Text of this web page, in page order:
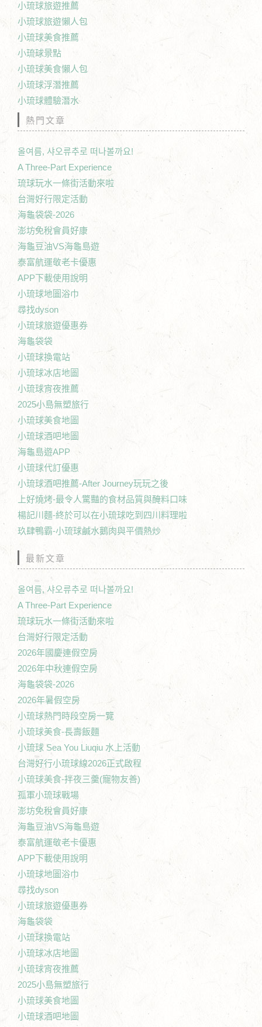
小琉球旅遊推薦
小琉球旅遊懶人包
小琉球美食推薦
小琉球景點
小琉球美食懶人包
小琉球浮潛推薦
小琉球體驗潛水
熱門文章
올여름, 샤오류추로 떠나볼까요!
A Three-Part Experience
琉球玩水一條街活動來啦
台灣好行限定活動
海龜袋袋-2026
澎坊免稅會員好康
海龜豆油VS海龜島遊
泰富航運敬老卡優惠
APP下載使用說明
小琉球地圖浴巾
尋找dyson
小琉球旅遊優惠券
海龜袋袋
小琉球換電站
小琉球冰店地圖
小琉球宵夜推薦
2025小島無塑旅行
小琉球美食地圖
小琉球酒吧地圖
海龜島遊APP
小琉球代訂優惠
小琉球酒吧推薦-After Journey玩玩之後
上好燒烤-最令人驚豔的食材品質與醃料口味
楊記川麵-終於可以在小琉球吃到四川料理啦
玖肆鴨霸-小琉球鹹水鵝肉與平價熱炒
最新文章
올여름, 샤오류추로 떠나볼까요!
A Three-Part Experience
琉球玩水一條街活動來啦
台灣好行限定活動
2026年國慶連假空房
2026年中秋連假空房
海龜袋袋-2026
2026年暑假空房
小琉球熱門時段空房一覽
小琉球美食-長壽飯麵
小琉球 Sea You Liuqiu 水上活動
台灣好行小琉球線2026正式啟程
小琉球美食-拌夜三羹(寵物友善)
孤軍小琉球戰場
澎坊免稅會員好康
海龜豆油VS海龜島遊
泰富航運敬老卡優惠
APP下載使用說明
小琉球地圖浴巾
尋找dyson
小琉球旅遊優惠券
海龜袋袋
小琉球換電站
小琉球冰店地圖
小琉球宵夜推薦
2025小島無塑旅行
小琉球美食地圖
小琉球酒吧地圖